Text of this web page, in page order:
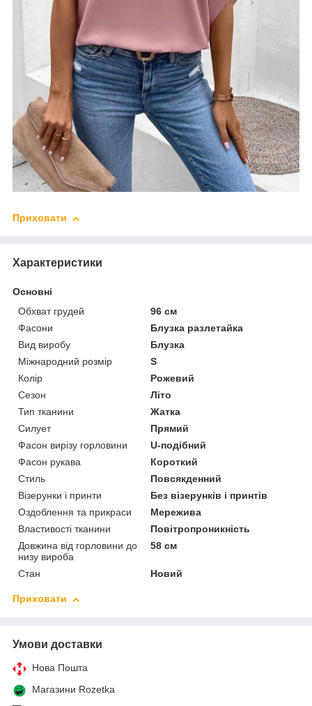
Приховати
Характеристики
Основні
Обхват грудей
96 см
Фасони
Блузка разлетайка
Вид виробу
Блузка
Міжнародний розмір
S
Колір
Рожевий
Сезон
Літо
Тип тканини
Жатка
Силует
Прямий
Фасон вирізу горловини
U-подібний
Фасон рукава
Короткий
Стиль
Повсякденний
Візерунки і принти
Без візерунків і принтів
Оздоблення та прикраси
Мережива
Властивості тканини
Повітропроникність
Довжина від горловини до
низу вироба
58 см
Стан Новий
Приховати
Умови доставки
Нова Пошта
Магазини Rozetka